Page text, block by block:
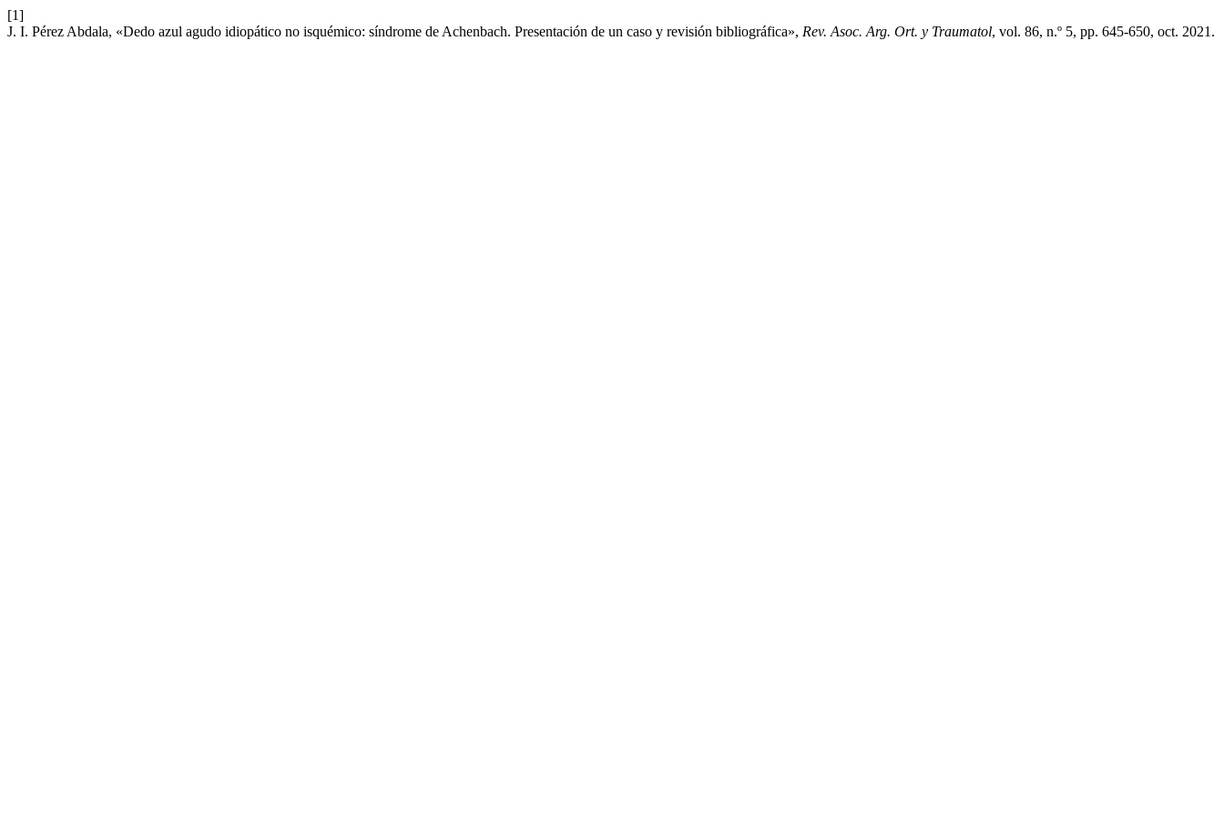
[1]
J. I. Pérez Abdala, «Dedo azul agudo idiopático no isquémico: síndrome de Achenbach. Presentación de un caso y revisión bibliográfica», Rev. Asoc. Arg. Ort. y Traumatol, vol. 86, n.º 5, pp. 645-650, oct. 2021.